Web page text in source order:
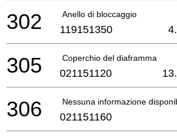
Anello di bloccaggio
302 119151350
Coperchio del diaframma
305 021151120
Nessuna informazione
306 021151160